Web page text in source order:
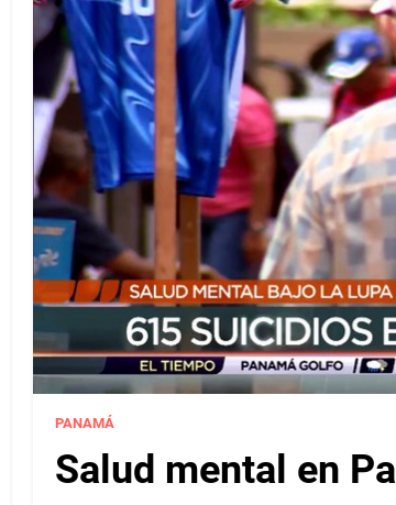
PANAMÁ
Salud mental en